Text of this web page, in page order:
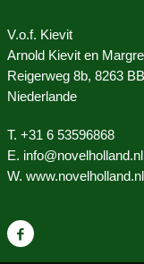
V.o.f. Kievit
Arnold Kievit en
Reigerweg 8b, 8263
Niederlande
T. +31 6 53596868
E. info@novelholland.nl
W. www.novelholland.nl